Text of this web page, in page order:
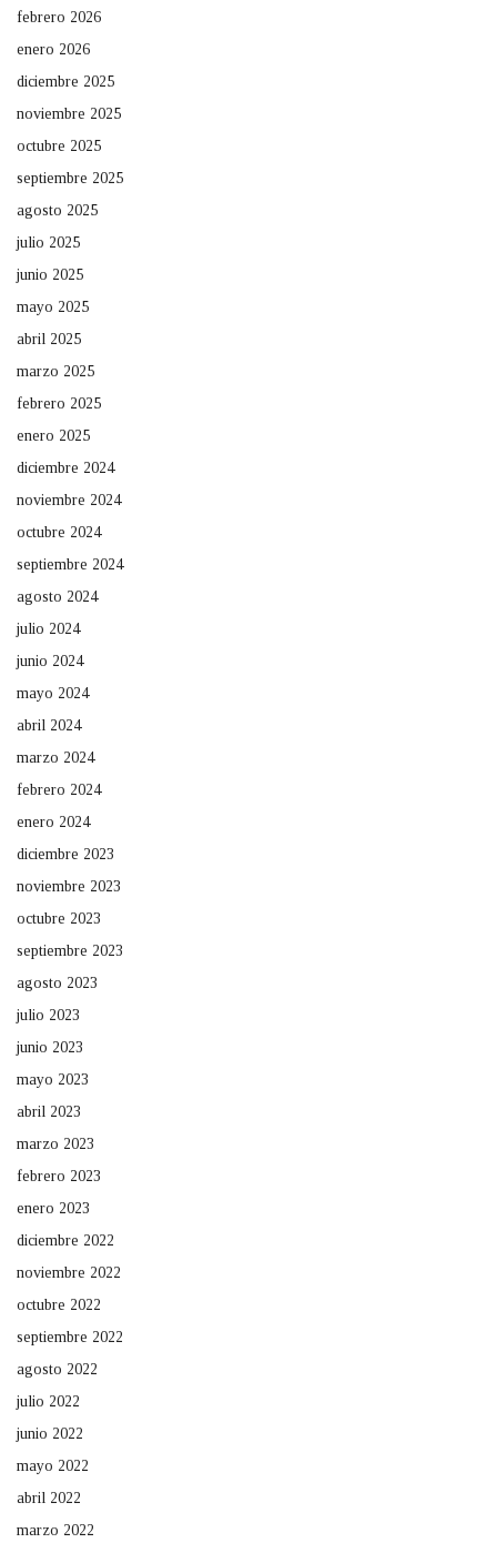
febrero 2026
enero 2026
diciembre 2025
noviembre 2025
octubre 2025
septiembre 2025
agosto 2025
julio 2025
junio 2025
mayo 2025
abril 2025
marzo 2025
febrero 2025
enero 2025
diciembre 2024
noviembre 2024
octubre 2024
septiembre 2024
agosto 2024
julio 2024
junio 2024
mayo 2024
abril 2024
marzo 2024
febrero 2024
enero 2024
diciembre 2023
noviembre 2023
octubre 2023
septiembre 2023
agosto 2023
julio 2023
junio 2023
mayo 2023
abril 2023
marzo 2023
febrero 2023
enero 2023
diciembre 2022
noviembre 2022
octubre 2022
septiembre 2022
agosto 2022
julio 2022
junio 2022
mayo 2022
abril 2022
marzo 2022